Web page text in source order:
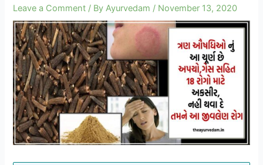
Leave a Comment / ByAyurvedam / November 13, 2020